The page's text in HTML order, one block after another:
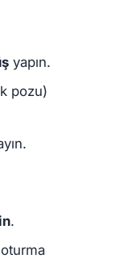
yapın.
pozu)
.